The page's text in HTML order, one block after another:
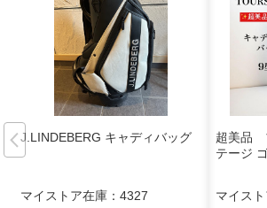
J.LINDEBERG キャディバッグ
マイストア在庫： 4327
超美品
テージ
マイスト